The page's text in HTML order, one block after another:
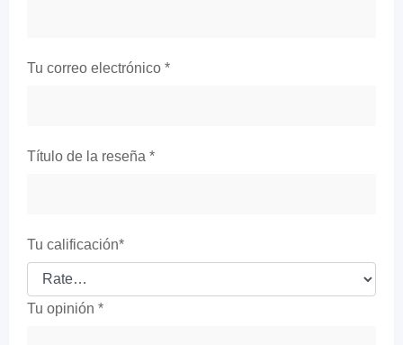
Tu correo electrónico *
Título de la reseña *
Tu calificación*
Tu opinión *